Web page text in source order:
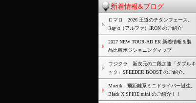
新着情報&ブログ
ロマロ 2026 王道のチタンフェース。
Ray α（アルファ）IRON のご紹介
2027 NEW TOUR-AD EK 新着情報＆製
品比較ポジショニングマップ
フジクラ 新次元の二段加速「ダブルキ
ック」SPEEDER BOOST のご紹介。
Muziik 飛距離系ミニドライバー誕生。
Black X SPIRE mini のご紹介！！